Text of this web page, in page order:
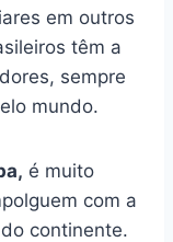
em outros
têm a
sempre
mundo.
é muito
com a
continente.